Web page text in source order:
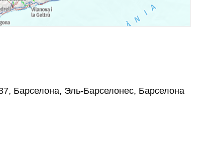
Барселона, Эль-Барселонес, Барселона